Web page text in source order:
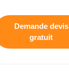
Demande devis
gratuit